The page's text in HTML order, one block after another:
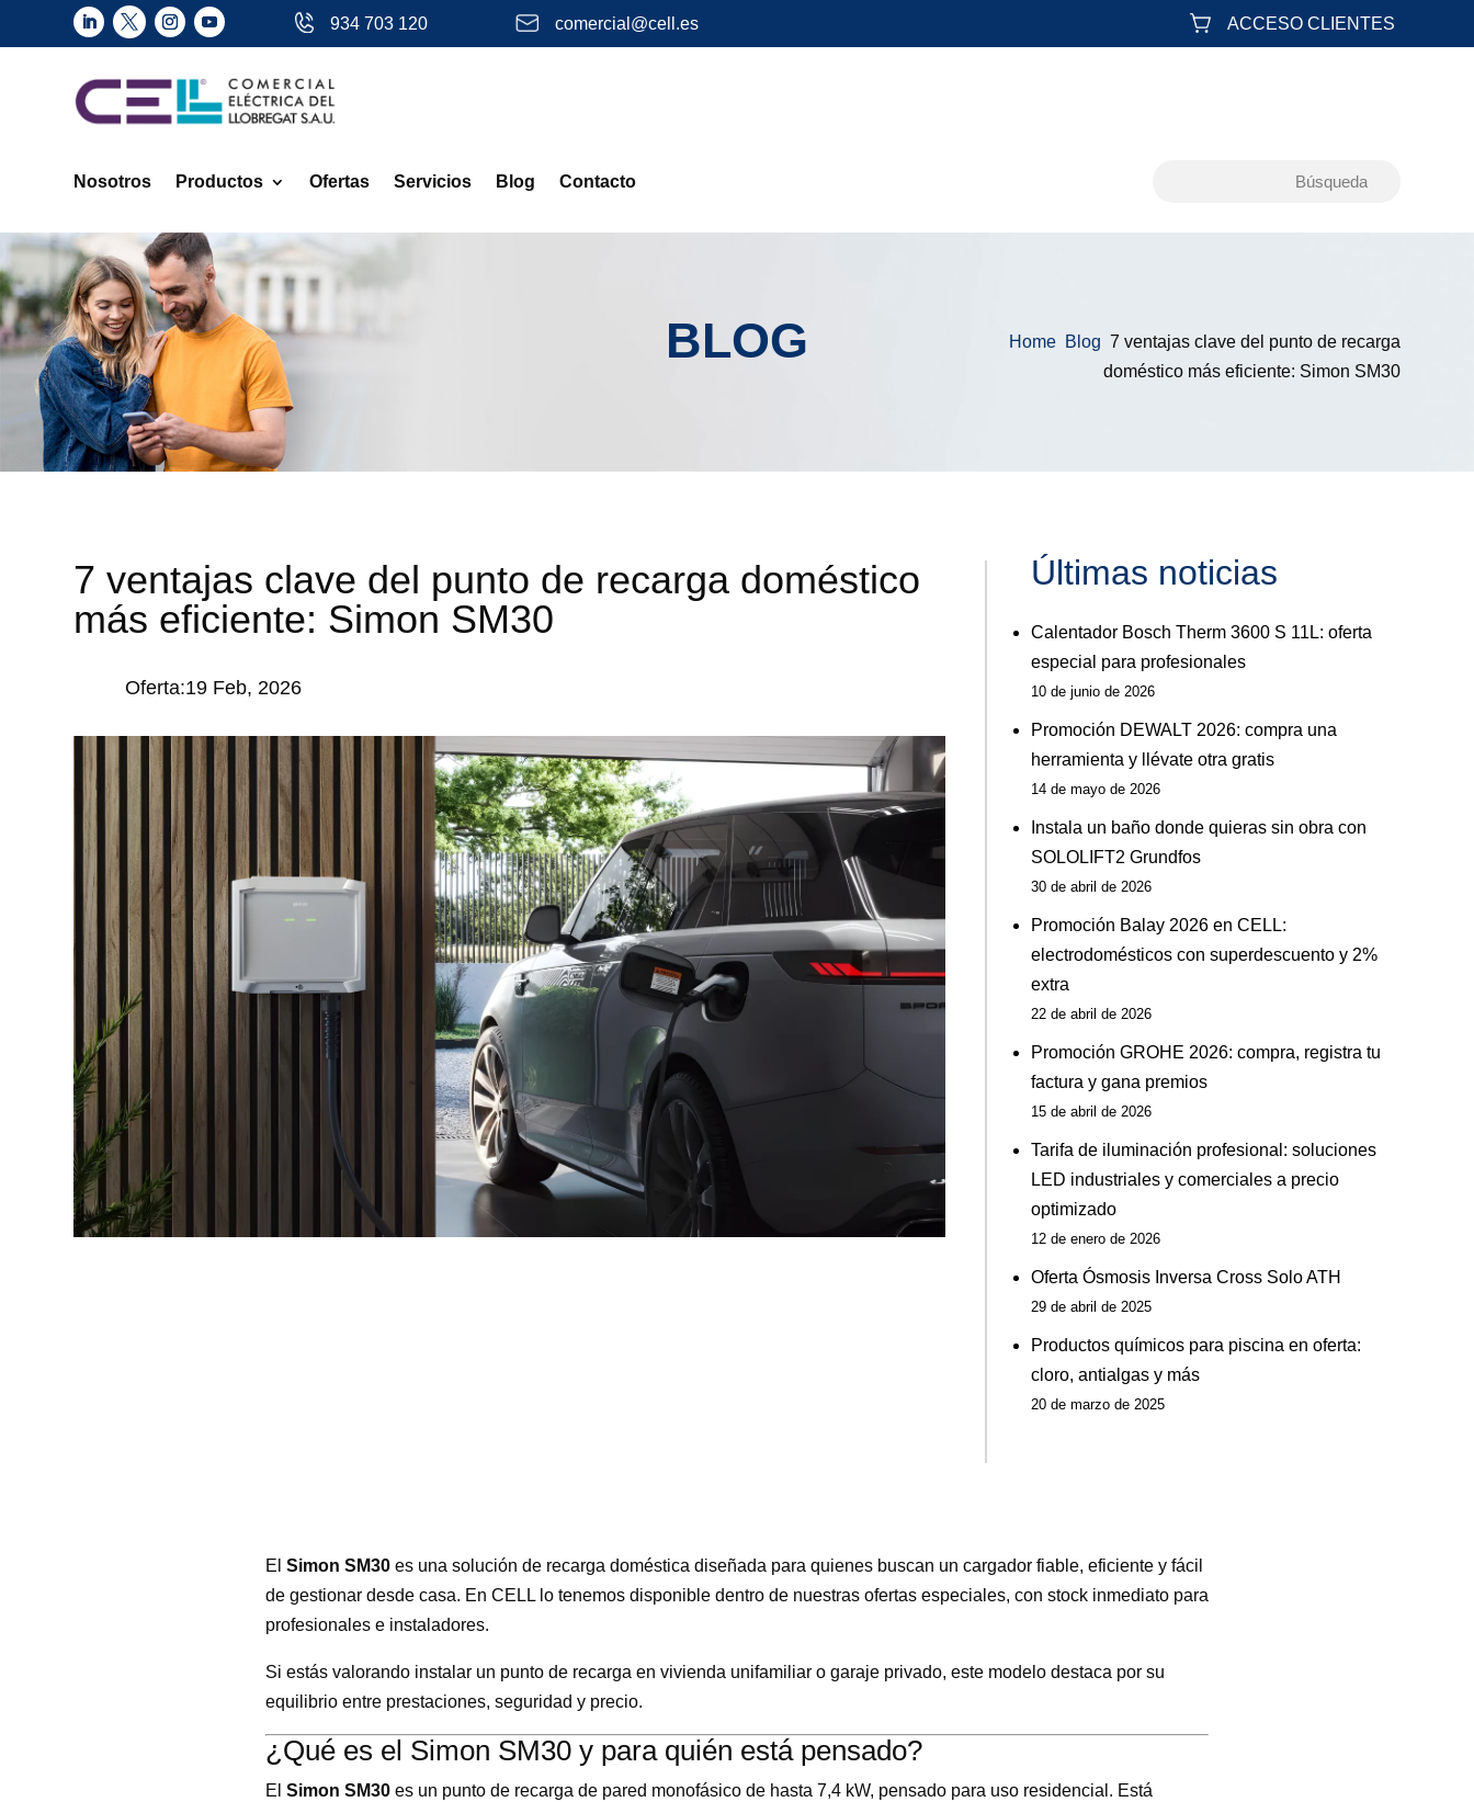
934 703 120 comercial@cell.es ACCESO CLIENTES
Nosotros Productos Ofertas Servicios Blog Contacto
BLOG Home &#x39;
Blog &#x39;
7 ventajas clave del punto de recarga
doméstico más eficiente: Simon SM30
7 ventajas clave del punto de recarga doméstico
más eficiente: Simon SM30
Oferta:19 Feb, 2026
Últimas noticias
Calentador Bosch Therm 3600 S 11L: oferta
especial para profesionales
10 de junio de 2026
Promoción DEWALT 2026: compra una
herramienta y llévate otra gratis
14 de mayo de 2026
Instala un baño donde quieras sin obra con
SOLOLIFT2 Grundfos
30 de abril de 2026
Promoción Balay 2026 en CELL:
electrodomésticos con superdescuento y 2%
extra
22 de abril de 2026
Promoción GROHE 2026: compra, registra tu
factura y gana premios
15 de abril de 2026
Tarifa de iluminación profesional: soluciones
LED industriales y comerciales a precio
optimizado
12 de enero de 2026
Oferta Ósmosis Inversa Cross Solo ATH
29 de abril de 2025
Productos químicos para piscina en oferta:
cloro, antialgas y más
20 de marzo de 2025
El Simon SM30es una solución de recarga doméstica diseñada para quienes buscan un cargador fiable, eficiente y fácil
de gestionar desde casa. En CELL lo tenemos disponible dentro de nuestras ofertas especiales, con stock inmediato para
profesionales e instaladores.
Si estás valorando instalar un punto de recarga en vivienda unifamiliar o garaje privado, este modelo destaca por su
equilibrio entre prestaciones, seguridad y precio.
¿Qué es el Simon SM30 y para quién está pensado?
El Simon SM30es un punto de recarga de pared monofásico de hasta 7,4 kW, pensado para uso residencial. Está